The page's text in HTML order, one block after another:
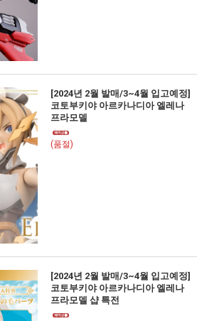
[2024년 2월 발매/3~4월 입고예정]
코토부키야 아르카나디아 엘레나
프라모델
(품절)
[2024년 2월 발매/3~4월 입고예정]
코토부키야 아르카나디아 엘레나
프라모델 샵 특전